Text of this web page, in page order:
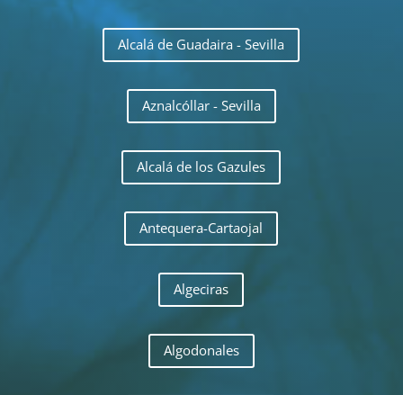
Alcalá de Guadaira - Sevilla
Aznalcóllar - Sevilla
Alcalá de los Gazules
Antequera-Cartaojal
Algeciras
Algodonales